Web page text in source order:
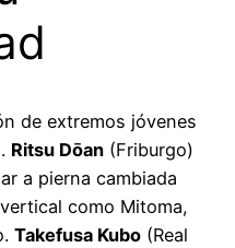
de extremos jóvenes
Ritsu Dōan (Friburgo)
a pierna cambiada
como Mitoma,
Takefusa Kubo (Real